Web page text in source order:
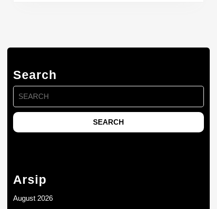
Search
Search
for:
Arsip
August 2026